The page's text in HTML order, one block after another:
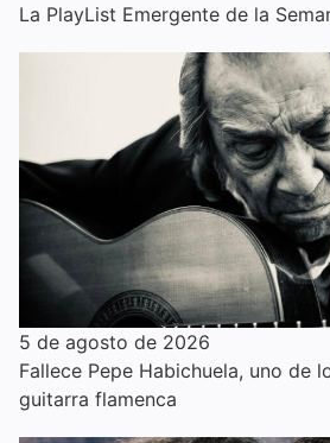
La PlayList Emergente de la
5 de agosto de 2026
Fallece Pepe Habichuela, uno de
guitarra flamenca